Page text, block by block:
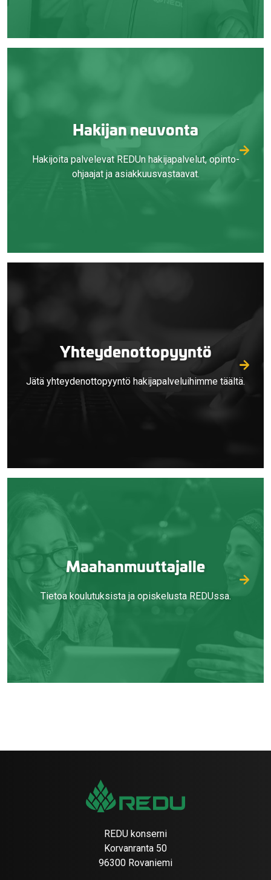
Hakijan neuvonta
Hakijoita palvelevat REDUn hakijapalvelut, opinto-
ohjaajat ja asiakkuusvastaavat.
Yhteydenottopyyntö
Jätä yhteydenottopyyntö hakijapalveluihimme täältä.
Maahanmuuttajalle
Tietoa koulutuksista ja opiskelusta REDUssa.
REDU konserni
Korvanranta 50
96300 Rovaniemi